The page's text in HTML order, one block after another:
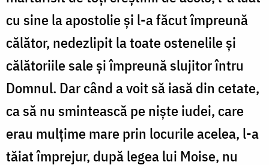
cu sine la apostolie și l-a făcut împreună
călător, nedezlipit la toate ostenelile și
călătoriile sale și împreună slujitor întru
Domnul. Dar când a voit să iasă din cetate,
ca să nu smintească pe niște iudei, care
erau mulțime mare prin locurile acelea, l-a
tăiat împrejur, după legea lui Moise, nu